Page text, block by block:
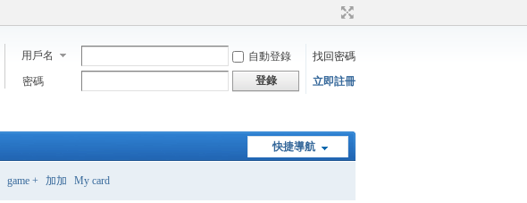
用戶名 自動登錄
找回密碼
密碼
登錄 立即註冊
快捷導航
game + 加加 My card